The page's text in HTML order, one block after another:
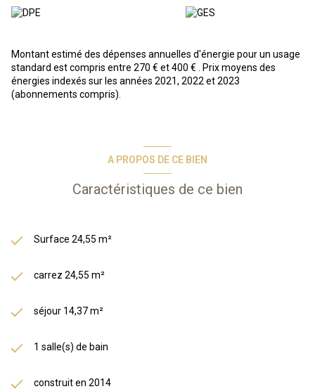
A VENDRE
: Studio se trouvant dans une résidence-services sous
ainsi que d'un balcon.
En résumé, vous achetez un bien immobilier, et Odalys s'occupe de
tout : gestion des locataires, entretien, etc. Vous bénéficiez d’une
*Photos types issues de la phototèque Odalys*
Les informations sur les risques auxquels ce bien est exposé sont
disponibles sur le site Géorisques :
Montant estimé des dépenses annuelles d'énergie pour un usage
standard est compris entre 270 € et 400 € . Prix moyens des
énergies indexés sur les années 2021, 2022 et 2023
(abonnements compris).
A PROPOS DE CE BIEN
Caractéristiques de ce bien
Surface 24,55 m²
carrez 24,55 m²
séjour 14,37 m²
1 salle(s) de bain
construit en 2014